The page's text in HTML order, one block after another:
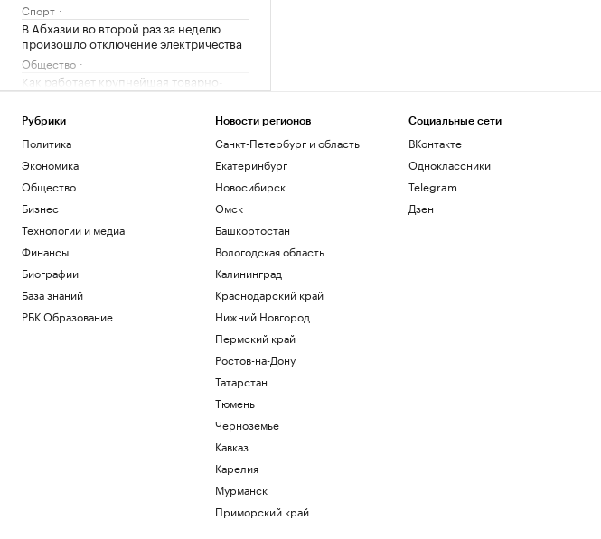
Спорт
В Абхазии во второй раз за неделю
произошло отключение электричества
Общество
Как работает крупнейшая товарно-
сырьевая биржа страны
РБК и Петербургская Биржа
Геленджиком доставили в больницу
Москвы
Политика
Жить как итальянская бабушка: что
такое нонна-максинг
Общество
В Геленджике закрыли все пляжи из-за
опасности атаки БПЛА
Политика
Против Сийярто возбудили уголовное
дело о взятках
Рубрики
Политика
Экономика
Общество
Бизнес
Технологии и медиа
Финансы
Биографии
База знаний
РБК Образование
Новости регионов
Санкт-Петербург и область
Екатеринбург
Новосибирск
Омск
Башкортостан
Вологодская область
Калининград
Краснодарский край
Нижний Новгород
Пермский край
Ростов-на-Дону
Татарстан
Тюмень
Черноземье
Кавказ
Карелия
Мурманск
Приморский край
Социальные сети
ВКонтакте
Одноклассники
Telegram
Дзен